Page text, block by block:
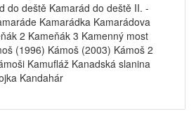
do deště Kamarád do deště II. -
Kamarádka Kamarádova
2 Kameňák 3 Kamenný most
(1996) Kámoš (2003) Kámoš 2
Kamufláž Kanadská slanina
Kandahár